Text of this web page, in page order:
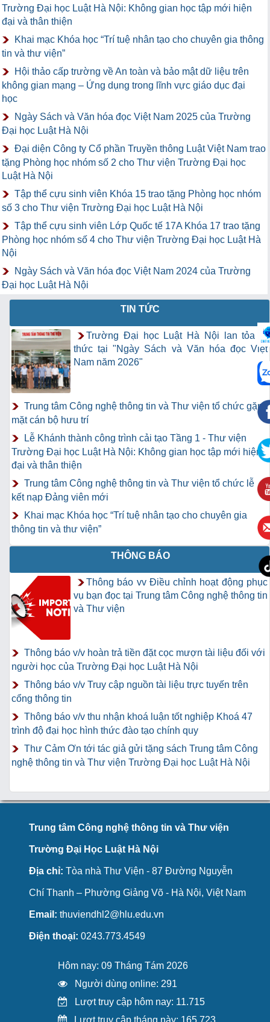
Trường Đại học Luật Hà Nội: Không gian học tập mới hiện
đại và thân thiện
Khai mạc Khóa học “Trí tuệ nhân tạo cho chuyên gia thông
tin và thư viện”
Hội thảo cấp trường về An toàn và bảo mật dữ liệu trên
không gian mạng – Ứng dụng trong lĩnh vực giáo dục đại
học
Ngày Sách và Văn hóa đọc Việt Nam 2025 của Trường
Đại học Luật Hà Nội
Đại diện Công ty Cổ phần Truyền thông Luật Việt Nam trao
tặng Phòng học nhóm số 2 cho Thư viện Trường Đại học
Luật Hà Nội
Tập thể cựu sinh viên Khóa 15 trao tặng Phòng học nhóm
số 3 cho Thư viện Trường Đại học Luật Hà Nội
Tập thể cựu sinh viên Lớp Quốc tế 17A Khóa 17 trao tặng
Phòng học nhóm số 4 cho Thư viện Trường Đại học Luật Hà
Nội
Ngày Sách và Văn hóa đọc Việt Nam 2024 của Trường
Đại học Luật Hà Nội
TIN TỨC
Trường Đại học Luật Hà Nội lan tỏa tri
thức tại "Ngày Sách và Văn hóa đọc Việt
Nam năm 2026"
Trung tâm Công nghệ thông tin và Thư viện tổ chức gặp
mặt cán bộ hưu trí
Lễ Khánh thành công trình cải tạo Tầng 1 - Thư viện
Trường Đại học Luật Hà Nội: Không gian học tập mới hiện
đại và thân thiện
Trung tâm Công nghệ thông tin và Thư viện tổ chức lễ
kết nạp Đảng viên mới
Khai mạc Khóa học “Trí tuệ nhân tạo cho chuyên gia
thông tin và thư viện”
THÔNG BÁO
Thông báo vv Điều chỉnh hoạt động phục
vụ bạn đọc tại Trung tâm Công nghệ thông tin
và Thư viện
Thông báo v/v hoàn trả tiền đặt cọc mượn tài liệu đối với
người học của Trường Đại học Luật Hà Nội
Thông báo v/v Truy cập nguồn tài liệu trực tuyến trên
cổng thông tin
Thông báo v/v thu nhận khoá luận tốt nghiệp Khoá 47
trình độ đại học hình thức đào tạo chính quy
Thư Cảm Ơn tới tác giả gửi tặng sách Trung tâm Công
nghệ thông tin và Thư viện Trường Đại học Luật Hà Nội
Trung tâm Công nghệ thông tin và Thư viện
Trường Đại Học Luật Hà Nội
Địa chỉ: Tòa nhà Thư Viện - 87 Đường Nguyễn
Chí Thanh – Phường Giảng Võ - Hà Nội, Việt Nam
Email: thuviendhl2@hlu.edu.vn
Điện thoại: 0243.773.4549
Hôm nay: 09 Tháng Tám 2026
Người dùng online: 291
Lượt truy cập hôm nay: 11.715
Lượt truy cập tháng này: 165.723